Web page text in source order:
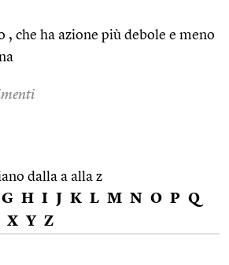
, che ha azione più debole e meno
dalla a alla z
G H I J K L M N O P Q
X Y Z